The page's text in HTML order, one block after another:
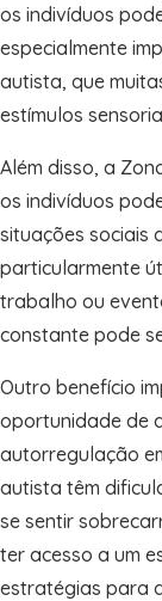
os indivíduos
especialmente
autista, que
estímulos
Além disso, a
os indivíduos
situações sociais
particularmente
trabalho ou
constante pode
Outro benefício
oportunidade de
autorregulação
autista têm
se sentir
ter acesso a um
estratégias para